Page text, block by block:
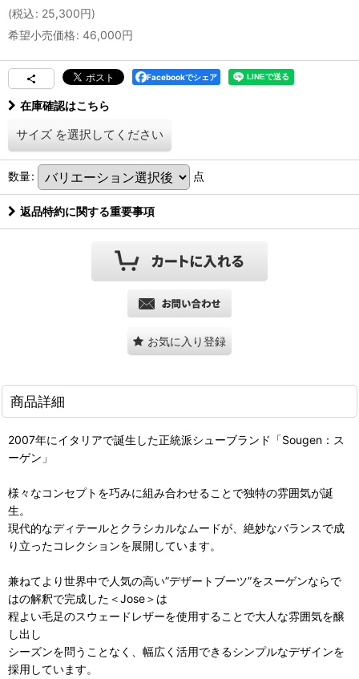
(税込: 25,300円)
希望小売価格: 46,000円
Facebookでシェア
在庫確認はこちら
サイズ を選択してください
数量: 点
返品特約に関する重要事項
お気に入り登録
商品詳細
2007年にイタリアで誕生した正統派シューブランド「Sougen：ス
ーゲン」
様々なコンセプトを巧みに組み合わせることで独特の雰囲気が誕
生。
現代的なディテールとクラシカルなムードが、絶妙なバランスで成
り立ったコレクションを展開しています。
兼ねてより世界中で人気の高い”デザートブーツ”をスーゲンならで
はの解釈で完成した＜Jose＞は
程よい毛足のスウェードレザーを使用することで大人な雰囲気を醸
し出し
シーズンを問うことなく、幅広く活用できるシンプルなデザインを
採用しています。